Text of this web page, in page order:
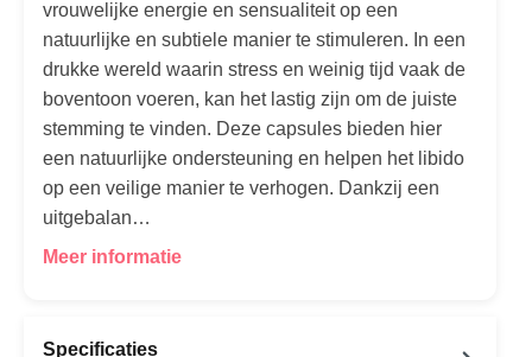
vrouwelijke energie en sensualiteit op een
natuurlijke en subtiele manier te stimuleren. In een
drukke wereld waarin stress en weinig tijd vaak de
boventoon voeren, kan het lastig zijn om de juiste
stemming te vinden. Deze capsules bieden hier
een natuurlijke ondersteuning en helpen het libido
op een veilige manier te verhogen. Dankzij een
uitgebalan…
Meer informatie
Specificaties